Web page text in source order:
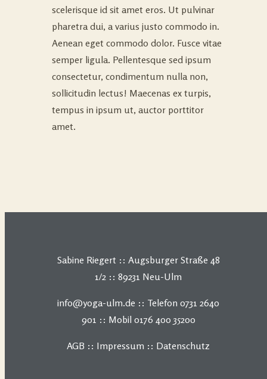
scelerisque id sit amet eros. Ut pulvinar
pharetra dui, a varius justo commodo in.
Aenean eget commodo dolor. Fusce vitae
semper ligula. Pellentesque sed ipsum
consectetur, condimentum nulla non,
sollicitudin lectus! Maecenas ex turpis,
tempus in ipsum ut, auctor porttitor
amet.
Sabine Riegert :: Augsburger Straße 48
1/2 :: 89231 Neu-Ulm
info@yoga-ulm.de :: Telefon 0731 2640
901 :: Mobil 0176 400 35200
AGB :: Impressum :: Datenschutz